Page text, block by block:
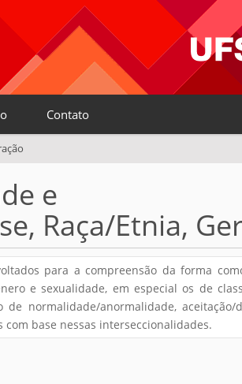
Contato
e
Raça/Etnia,
para a compreensão da forma
e sexualidade, em especial os de
normalidade/anormalidade, aceitação/
base nessas interseccionalidades.